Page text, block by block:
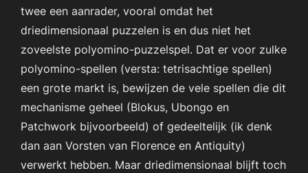
twee een aanrader, vooral omdat het
driedimensionaal puzzelen is en dus niet het
zoveelste polyomino-puzzelspel. Dat er voor zulke
polyomino-spellen (versta: tetrisachtige spellen)
een grote markt is, bewijzen de vele spellen die dit
mechanisme geheel (Blokus, Ubongo en
Patchwork bijvoorbeeld) of gedeeltelijk (ik denk
dan aan Vorsten van Florence en Antiquity)
verwerkt hebben. Maar driedimensionaal blijft toch